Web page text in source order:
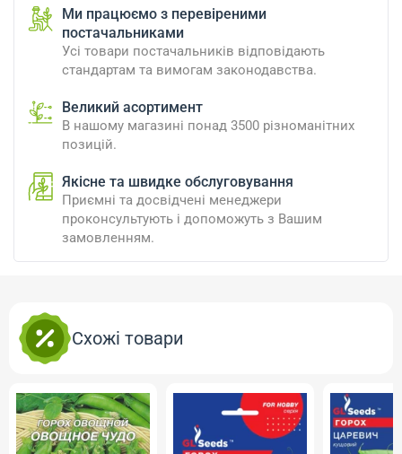
Ми працюємо з перевіреними
постачальниками
Усі товари постачальників відповідають
стандартам та вимогам законодавства.
Великий асортимент
В нашому магазині понад 3500 різноманітних
позицій.
Якісне та швидке обслуговування
Приємні та досвідчені менеджери
проконсультують і допоможуть з Вашим
замовленням.
Схожі товари